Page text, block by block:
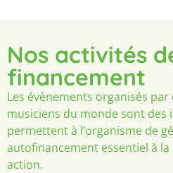
Nos activités
financement
Les évènements organisés
musiciens du monde sont des
permettent à l’organisme de
autofinancement essentiel à
action.